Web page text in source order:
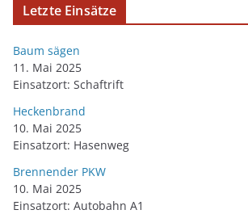
Letzte Einsätze
Baum sägen
11. Mai 2025
Einsatzort: Schaftrift
Heckenbrand
10. Mai 2025
Einsatzort: Hasenweg
Brennender PKW
10. Mai 2025
Einsatzort: Autobahn A1